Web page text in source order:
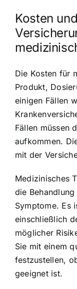
Kosten und
Die Kosten für
Produkt,
einigen Fällen
Fällen müssen
aufkommen.
mit der
Medizinisches
die
Symptome. Es
einschließlich
möglicher
Sie mit einem
festzustellen,
geeignet ist.